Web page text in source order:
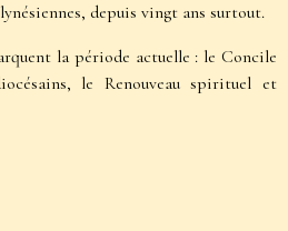
depuis vingt ans surtout.
la période actuelle : le Concile
le Renouveau spirituel et